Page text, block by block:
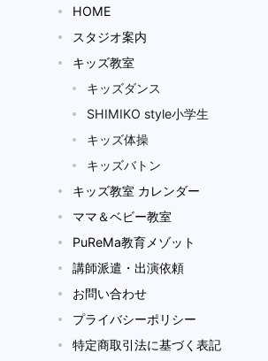
HOME
スタジオ案内
キッズ教室
キッズダンス
SHIMIKO style小学生
キッズ体操
キッズバトン
キッズ教室 カレンダー
ママ＆ベビー教室
PuReMa教育メゾット
講師派遣・出演依頼
お問い合わせ
プライバシーポリシー
特定商取引法に基づく表記